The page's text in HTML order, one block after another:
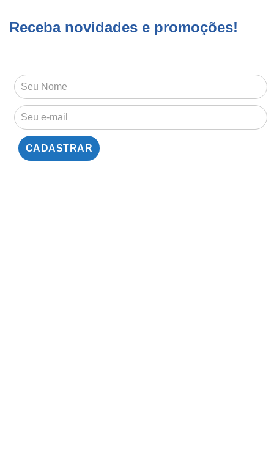
Receba novidades e promoções!